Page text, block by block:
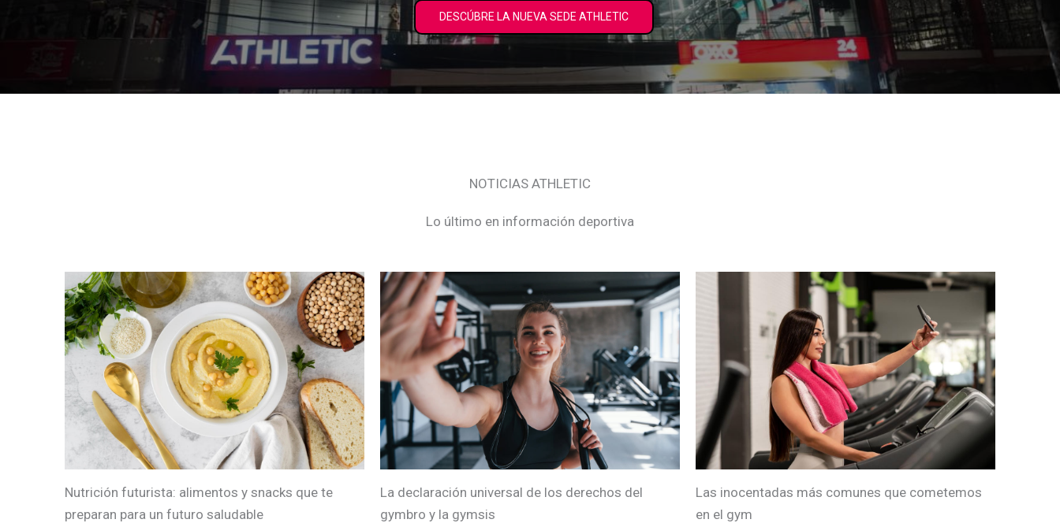
DESCÚBRE LA NUEVA SEDE ATHLETIC
NOTICIAS ATHLETIC
Lo último en información deportiva
Nutrición futurista: alimentos y snacks que te
preparan para un futuro saludable
La declaración universal de los derechos del
gymbro y la gymsis
Las inocentadas más comunes que cometemos
en el gym